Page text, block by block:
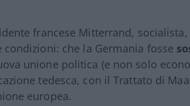
francese Mitterrand,
condizioni: che la Germania fosse
unione politica (e non solo
tedesca, con il Trattato di
europea.